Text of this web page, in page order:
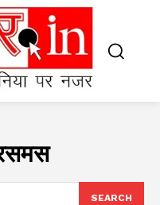
SEARCH